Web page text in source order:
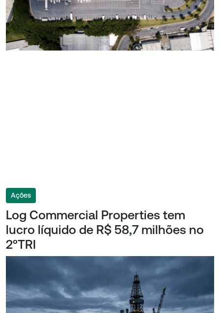
Ações
Log Commercial Properties tem
lucro líquido de R$ 58,7 milhões no
2ºTRI